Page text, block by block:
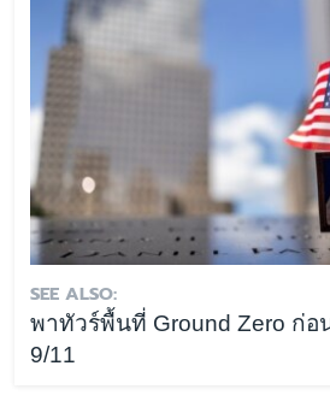
SEE ALSO:
พาทัวร์พื้นที่ Ground Zero ก่อ
9/11